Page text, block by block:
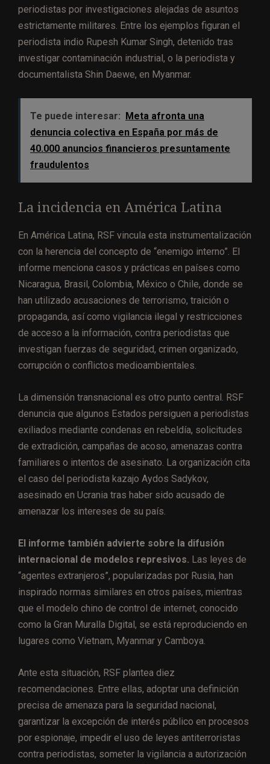
periodistas por investigaciones alejadas de asuntos
estrictamente militares. Entre los ejemplos figuran el
periodista indio Rupesh Kumar Singh, detenido tras
investigar contaminación industrial, o la periodista y
documentalista Shin Daewe, en Myanmar.
Te puede interesar:
Meta afronta una
denuncia colectiva en España por más de
40.000 anuncios financieros presuntamente
fraudulentos
La incidencia en América Latina
En América Latina, RSF vincula esta instrumentalización
con la herencia del concepto de “enemigo interno”. El
informe menciona casos y prácticas en países como
Nicaragua, Brasil, Colombia, México o Chile, donde se
han utilizado acusaciones de terrorismo, traición o
propaganda, así como vigilancia ilegal y restricciones
de acceso a la información, contra periodistas que
investigan fuerzas de seguridad, crimen organizado,
corrupción o conflictos medioambientales.
La dimensión transnacional es otro punto central. RSF
denuncia que algunos Estados persiguen a periodistas
exiliados mediante condenas en rebeldía, solicitudes
de extradición, campañas de acoso, amenazas contra
familiares o intentos de asesinato. La organización cita
el caso del periodista kazajo Aydos Sadykov,
asesinado en Ucrania tras haber sido acusado de
amenazar los intereses de su país.
El informe también advierte sobre la difusión
internacional de modelos represivos. Las leyes de
“agentes extranjeros”, popularizadas por Rusia, han
inspirado normas similares en otros países, mientras
que el modelo chino de control de internet, conocido
como la Gran Muralla Digital, se está reproduciendo en
lugares como Vietnam, Myanmar y Camboya.
Ante esta situación, RSF plantea diez
recomendaciones. Entre ellas, adoptar una definición
precisa de amenaza para la seguridad nacional,
garantizar la excepción de interés público en procesos
por espionaje, impedir el uso de leyes antiterroristas
contra periodistas, someter la vigilancia a autorización